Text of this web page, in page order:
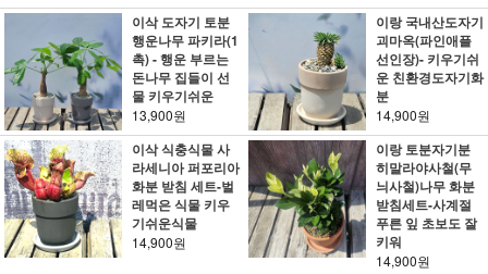
이삭 도자기 토분
행운나무 파키라(1
촉) - 행운 부르는
돈나무 집들이 선
물 키우기쉬운
13,900원
이랑 국내산도자기
괴마옥(파인애플
선인장)- 키우기쉬
운 친환경도자기화
분
14,900원
이삭 식충식물 사
라세니아 퍼포리아
화분 받침 세트-벌
레먹은 식물 키우
기쉬운식물
14,900원
이랑 토분자기분
히말라야사철(무
늬사철)나무 화분
받침세트-사계절
푸른 잎 초보도 잘
키워
14,900원